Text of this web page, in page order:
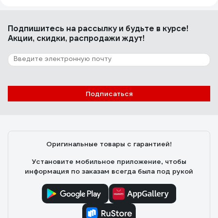
Подпишитесь на рассылкуи будьте в курсе!
Акции, скидки, распродажи ждут!
Подписаться
Оригинальные товары с гарантией!
Установите мобильное приложение, чтобы
информация по заказам всегда была под рукой